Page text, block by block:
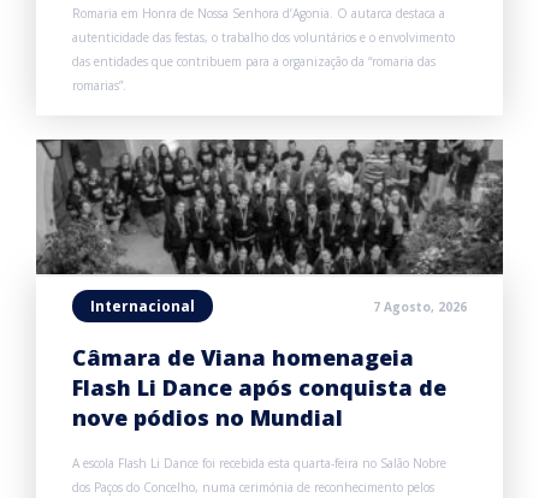
Romaria em Honra de Nossa Senhora d’Agonia. O autarca destaca a
autenticidade das festas, o trabalho dos voluntários e o envolvimento
das entidades que contribuem para a organização da “romaria das
romarias”.
Internacional 7 Agosto, 2026
Câmara de Viana homenageia
Flash Li Dance após conquista de
nove pódios no Mundial
A escola Flash Li Dance foi recebida esta quarta-feira no Salão Nobre
dos Paços do Concelho, numa cerimónia de reconhecimento pelos